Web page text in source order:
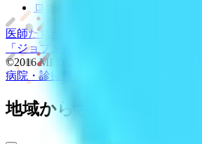
ロゴ利用ガイドライン
医師たちがつくる
「ジョブメドレー
©2016 MEDLEY, INC.
病院・診療所
地域からさがす